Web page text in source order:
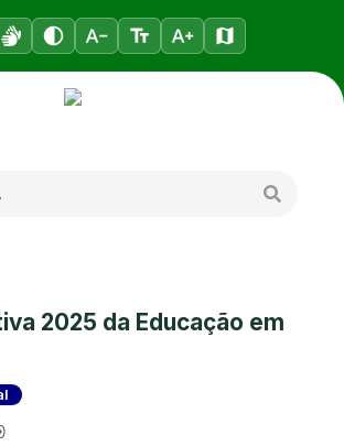
2025 da Educação em